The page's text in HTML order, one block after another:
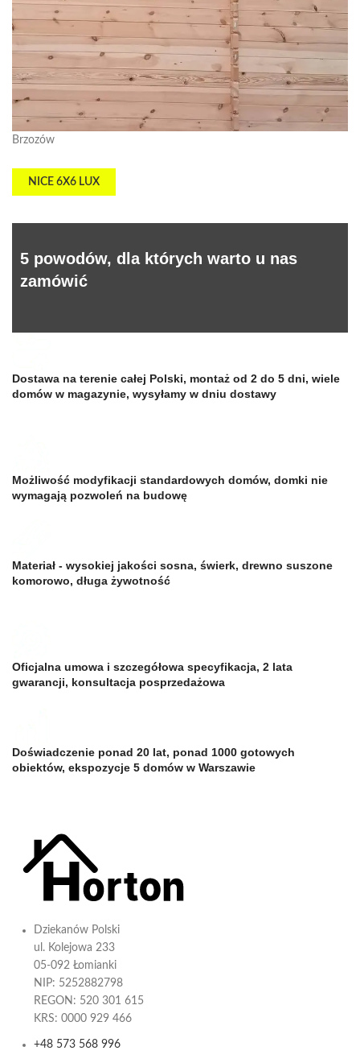
Brzozów
NICE 6X6 LUX
5 powodów, dla których warto u nas
zamówić
Dostawa na terenie całej Polski, montaż od 2 do 5 dni, wiele
domów w magazynie, wysyłamy w dniu dostawy
Możliwość modyfikacji standardowych domów, domki nie
wymagają pozwoleń na budowę
Materiał - wysokiej jakości sosna, świerk, drewno suszone
komorowo, długa żywotność
Oficjalna umowa i szczegółowa specyfikacja, 2 lata
gwarancji, konsultacja posprzedażowa
Doświadczenie ponad 20 lat, ponad 1000 gotowych
obiektów, ekspozycje 5 domów w Warszawie
Dziekanów Polski
ul. Kolejowa 233
05-092 Łomianki
NIP: 5252882798
REGON: 520 301 615
KRS: 0000 929 466
+48 573 568 996